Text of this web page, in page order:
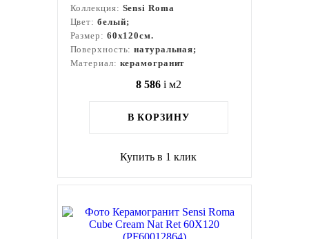
Коллекция: Sensi Roma
Цвет: белый;
Размер: 60x120см.
Поверхность:натуральная;
Материал: керамогранит
8 586 i м2
В КОРЗИНУ
Купить в 1 клик